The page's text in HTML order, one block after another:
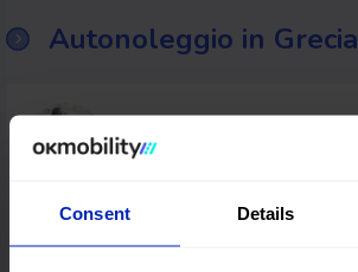
Consent Details
Autonoleggio in Grecia